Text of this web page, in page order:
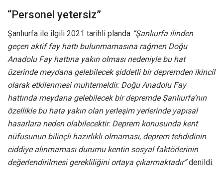
“Personel yetersiz”
Şanlıurfa ile ilgili 2021 tarihli planda “Şanlıurfa ilinden
geçen aktif fay hattı bulunmamasına rağmen Doğu
Anadolu Fay hattına yakın olması nedeniyle bu hat
üzerinde meydana gelebilecek şiddetli bir depremden ikincil
olarak etkilenmesi muhtemeldir. Doğu Anadolu Fay
hattında meydana gelebilecek bir depremde Şanlıurfa’nın
özellikle bu hata yakın olan yerleşim yerlerinde yapısal
hasarlara neden olabilecektir. Deprem konusunda kent
nüfusunun bilinçli hazırlıklı olmaması, deprem tehdidinin
ciddiye alınmaması durumu kentin sosyal faktörlerinin
değerlendirilmesi gerekliliğini ortaya çıkarmaktadır”denildi.